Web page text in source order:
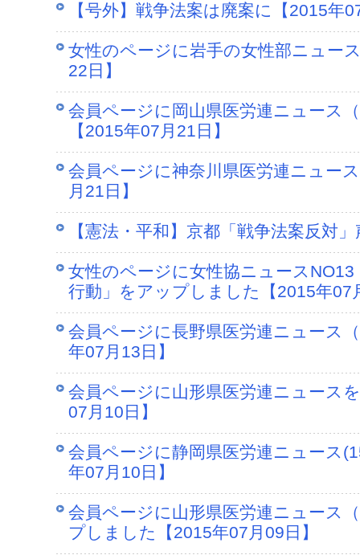
【号外】戦争法案は廃案に【2015年
女性のページに岩手の女性部ニュー
22日】
会員ページに岡山県医労連ニュース
【2015年07月21日】
会員ページに神奈川県医労連ニュー
月21日】
【憲法・平和】京都「戦争法案反対
女性のページに女性協ニュース
行動」をアップしました【2015年07
会員ページに長野県医労連ニュース
年07月13日】
会員ページに山形県医労連ニュース
07月10日】
会員ページに静岡県医労連ニュース
年07月10日】
会員ページに山形県医労連ニュース
プしました【2015年07月09日】